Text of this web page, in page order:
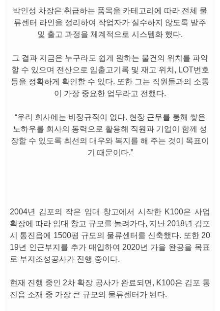
박인성 차장은 취급하는 품목을 카테고리에 따라 전체 물
류센터 라인을 정리하여 작업자가 실수하지 않도록 발주
및 출고 과정을 체계적으로 시스템화 했다.
그 결과 지금은 누구라도 쉽게 원하는 물건의 위치를 파악
할 수 있으며 전산으로 입출고기록 및 재고 위치, LOT번호
등을 정확하게 확인할 수 있다. 또한 그는 직원들과의 소통
이 가장 중요한 업무라고 전했다.
“우리 회사에는 비정규직이 없다. 현장 근무를 통해 쌓은
노하우를 회사의 동력으로 활용해 직원과 기업이 함께 성
장할 수 있도록 최선의 대우와 복지를 해 주는 것이 목표이
기 때문이다.”
2004년 김포의 작은 임대 창고에서 시작한 K100은 사업
확장에 따라 임대 창고 규모를 늘려가다, 지난 2018년 김포
시 통진읍에 1500평 규모의 물류센터를 신축했다. 또한 20
19년 인근부지를 추가 매입하여 2020년 가을 완공을 목표
로 부지조성공사가 진행 중이다.
현재 진행 중인 2차 확장 공사가 완료되면, K100은 김포 통
진읍 소재 중 가장 큰 규모의 물류센터가 된다.